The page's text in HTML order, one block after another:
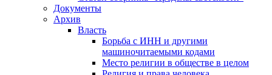
Документы
Архив
Власть
Борьба с ИНН и другими
машиночитаемыми кодами
Место религии в обществе в целом